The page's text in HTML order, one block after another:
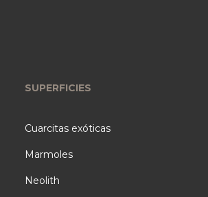
SUPERFICIES
Cuarcitas exóticas
Marmoles
Neolith